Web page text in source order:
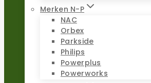
Merken N-P
NAC
Orbex
Parkside
Philips
Powerplus
Powerworks